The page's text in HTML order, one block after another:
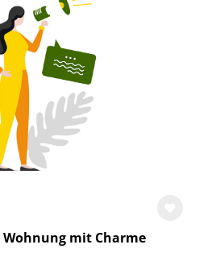
Wohnung mit Charme